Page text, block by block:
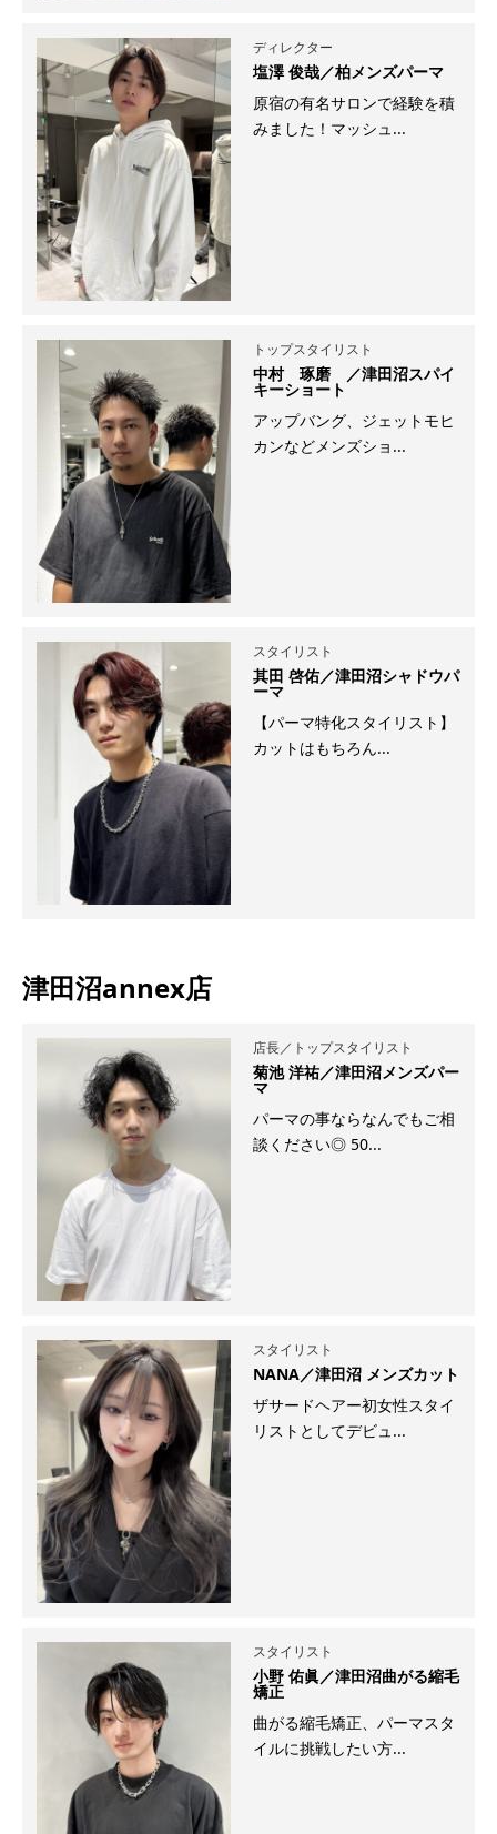
ディレクター
塩澤 俊哉／柏メンズパーマ
原宿の有名サロンで経験を積
みました！マッシュ...
トップスタイリスト
中村 琢磨 ／津田沼スパイ
キーショート
アップバング、ジェットモヒ
カンなどメンズショ...
スタイリスト
其田 啓佑／津田沼シャドウパ
ーマ
【パーマ特化スタイリスト】
カットはもちろん...
津田沼annex店
店長／トップスタイリスト
菊池 洋祐／津田沼メンズパー
マ
パーマの事ならなんでもご相
談ください◎ 50...
スタイリスト
NANA／津田沼 メンズカット
ザサードヘアー初女性スタイ
リストとしてデビュ...
スタイリスト
小野 佑眞／津田沼曲がる縮毛
矯正
曲がる縮毛矯正、パーマスタ
イルに挑戦したい方...